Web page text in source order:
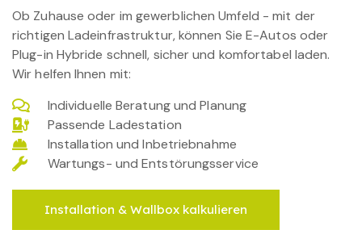
Ob Zuhause oder im gewerblichen Umfeld - mit der
richtigen Ladeinfrastruktur, können Sie E-Autos oder
Plug-in Hybride schnell, sicher und komfortabel laden.
Wir helfen Ihnen mit:
Individuelle Beratung und Planung
Passende Ladestation
Installation und Inbetriebnahme
Wartungs- und Entstörungsservice
Installation & Wallbox kalkulieren